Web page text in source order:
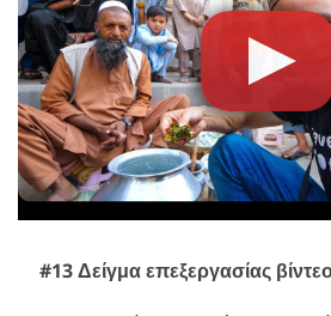
#13 Δείγμα επεξεργασίας